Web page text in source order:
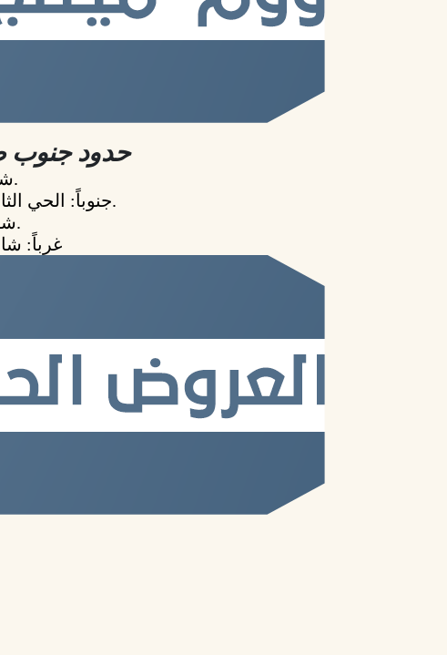
حدود جنوب طريق السويس
شمالاً: طريق السويس.
جنوباً: الحي الثاني التابع لبيت الوطن.
شرقاً: كمبوند هليوبارك.
غرباً: